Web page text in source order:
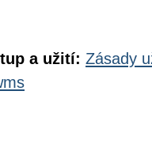
a užití: Zásady